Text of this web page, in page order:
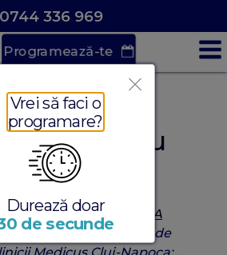
0744 336 969
Programează-te
Vrei să faci o
programare?
Durează doar
de secunde
la Domiciliu
CONSULTATII LA
, ce poate fi efectuată de